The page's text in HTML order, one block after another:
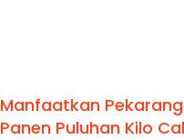
Manfaatkan
Panen Puluhan Kilo